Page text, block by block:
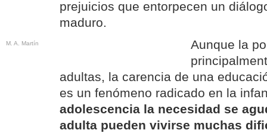
prejuicios que entorpecen un
maduro.
M. A. Martín
Aunque la
adultas, la carencia de una
es un fenómeno radicado en la
adolescencia la necesidad se
adulta pueden vivirse muchas